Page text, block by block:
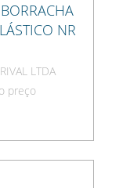
NR
LTDA
preço